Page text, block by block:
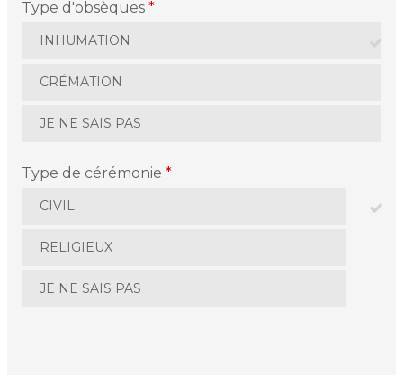
Type d'obsèques*
INHUMATION
CRÉMATION
JE NE SAIS PAS
Type de cérémonie*
CIVIL
RELIGIEUX
JE NE SAIS PAS